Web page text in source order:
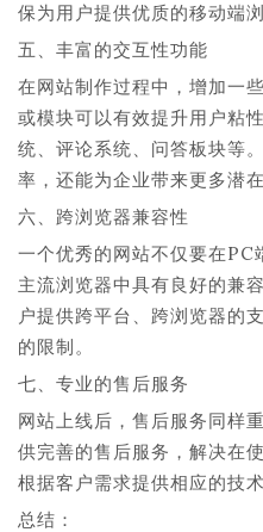
保为用户提供优质的移动端浏
五、丰富的交互性功能
在网站制作过程中，增加一
或模块可以有效提升用户粘
统、评论系统、问答板块等
率，还能为企业带来更多潜在
六、跨浏览器兼容性
一个优秀的网站不仅要在PC
主流浏览器中具有良好的兼
户提供跨平台、跨浏览器的
的限制。
七、专业的售后服务
网站上线后，售后服务同样
供完善的售后服务，解决在
根据客户需求提供相应的技
总结：